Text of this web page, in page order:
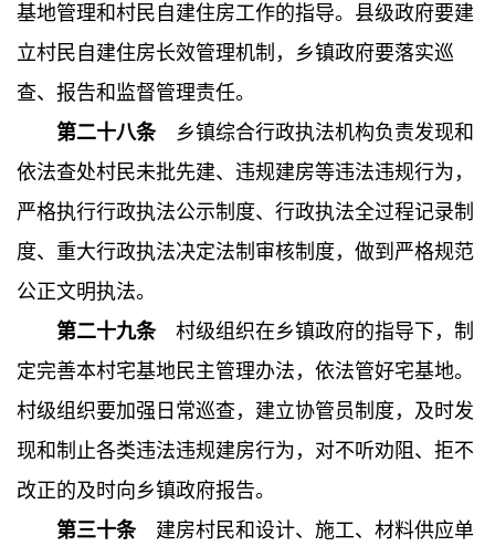
基地管理和村民自建住房工作的指导。县级政府要建
立村民自建住房长效管理机制，乡镇政府要落实巡
查、报告和监督管理责任。
第二十八条 乡镇综合行政执法机构负责发现和
依法查处村民未批先建、违规建房等违法违规行为，
严格执行行政执法公示制度、行政执法全过程记录制
度、重大行政执法决定法制审核制度，做到严格规范
公正文明执法。
第二十九条村级组织在乡镇政府的指导下，制
定完善本村宅基地民主管理办法，依法管好宅基地。
村级组织要加强日常巡查，建立协管员制度，及时发
现和制止各类违法违规建房行为，对不听劝阻、拒不
改正的及时向乡镇政府报告。
第三十条建房村民和设计、施工、材料供应单